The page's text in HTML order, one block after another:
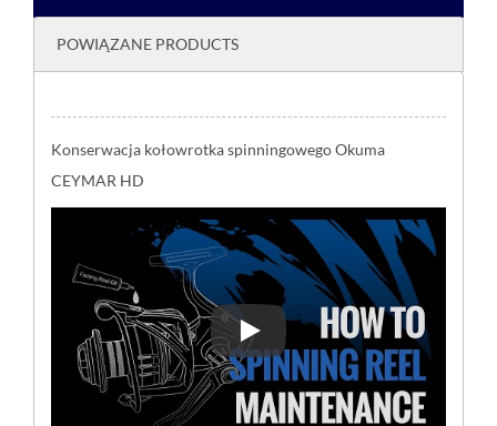
POWIĄZANE PRODUCTS
Konserwacja kołowrotka spinningowego Okuma
CEYMAR HD
Konserwacja kołowrotka